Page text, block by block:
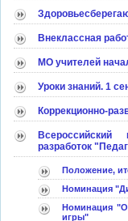
Внеклассная
МО учителей
Уроки знаний. 1
Коррекционно-
Всероссийский
разработок
Положение,
Номинация
Номинация
игры"